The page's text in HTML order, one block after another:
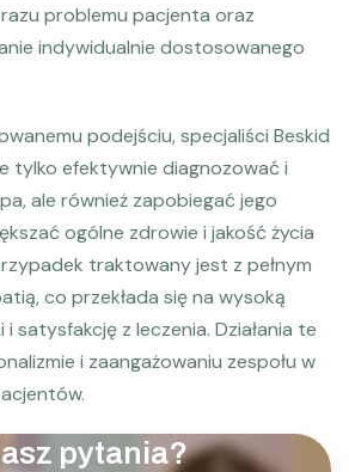
problemu pacjenta oraz
indywidualnie dostosowanego
podejściu, specjaliści Beskid
tylko efektywnie diagnozować i
ale również zapobiegać jego
ogólne zdrowie i jakość życia
traktowany jest z pełnym
co przekłada się na wysoką
satysfakcję z leczenia. Działania te
i zaangażowaniu zespołu w
pytania?